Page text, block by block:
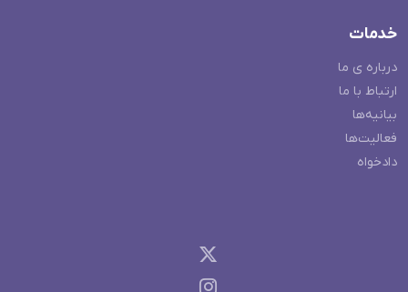
خدمات
درباره ی ما
ارتباط با ما
بیانیه‌ها
فعالیت‌ها
دادخواه